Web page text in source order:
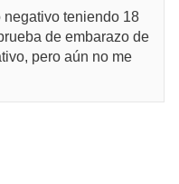
negativo teniendo 18
de embarazo de
pero aún no me